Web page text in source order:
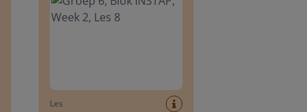
Les